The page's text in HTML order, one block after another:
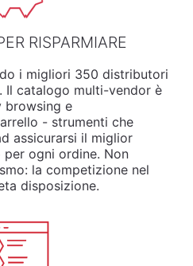
RISPARMIARE
i migliori 350 distributori
Il catalogo multi-vendor è
browsing e
- strumenti che
assicurarsi il miglior
ogni ordine. Non
la competizione nel
disposizione.